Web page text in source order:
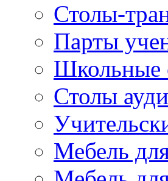
Столы-
Парты
Школьные
Столы
Мебель